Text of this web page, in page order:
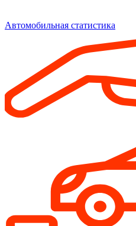
Автомобильная статистика